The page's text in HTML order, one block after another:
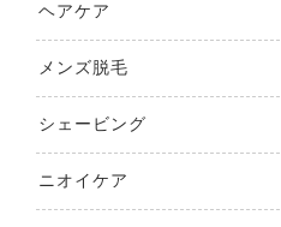
ヘアケア
メンズ脱毛
シェービング
ニオイケア